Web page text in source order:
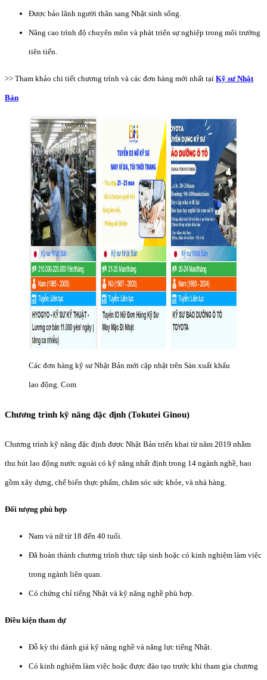
Được bảo lãnh người thân sang Nhật sinh sống.
Nâng cao trình độ chuyên môn và phát triển sự nghiệp trong môi trường
tiên tiến.
>> Tham khảo chi tiết chương trình và các đơn hàng mới nhất tại Kỹ sư Nhật
Bản
Các đơn hàng kỹ sư Nhật Bản mới cập nhật trên Sàn xuất khẩu
lao động. Com
Chương trình kỹ năng đặc định (Tokutei Ginou)
Chương trình kỹ năng đặc định được Nhật Bản triển khai từ năm 2019 nhằm
thu hút lao động nước ngoài có kỹ năng nhất định trong 14 ngành nghề, bao
gồm xây dựng, chế biến thực phẩm, chăm sóc sức khỏe, và nhà hàng.
Đối tượng phù hợp
Nam và nữ từ 18 đến 40 tuổi.
Đã hoàn thành chương trình thực tập sinh hoặc có kinh nghiệm làm việc
trong ngành liên quan.
Có chứng chỉ tiếng Nhật và kỹ năng nghề phù hợp.
Điều kiện tham dự
Đỗ kỳ thi đánh giá kỹ năng nghề và năng lực tiếng Nhật.
Có kinh nghiệm làm việc hoặc được đào tạo trước khi tham gia chương